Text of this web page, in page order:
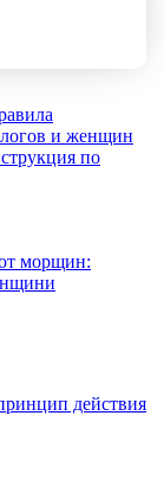
и женщин
по
морщин:
действия